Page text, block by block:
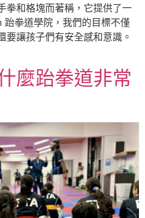
拳和格塊而著稱，它提供了一
拳道學院，我們的目標不僅
要讓孩子們有安全感和意識。
麼跆拳道非常